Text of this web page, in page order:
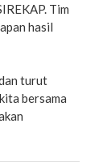
Tim
hasil
turut
bersama